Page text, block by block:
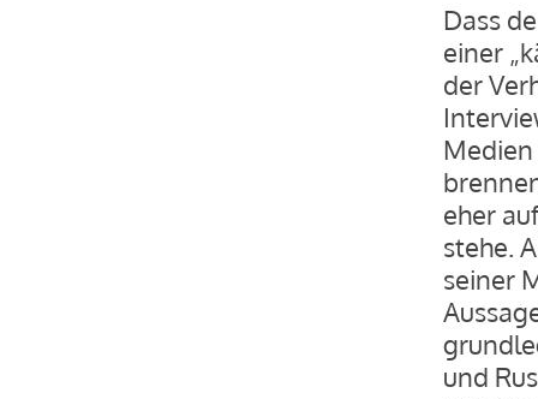
Dass
einer
der
Medien
eher
stehe.
seiner
und